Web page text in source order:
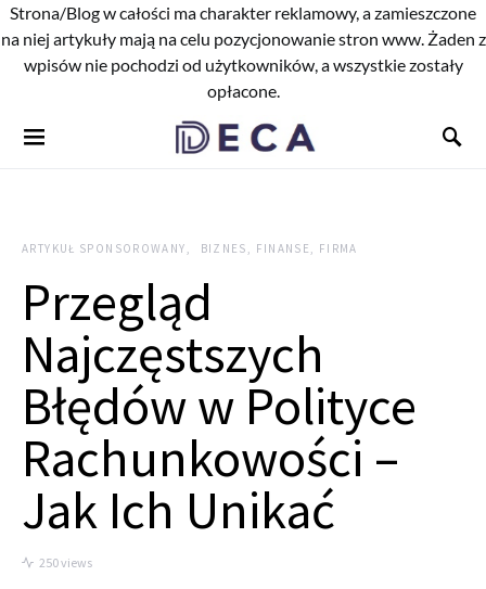
Strona/Blog w całości ma charakter reklamowy, a zamieszczone
na niej artykuły mają na celu pozycjonowanie stron www. Żaden z
wpisów nie pochodzi od użytkowników, a wszystkie zostały
opłacone.
ARTYKUŁ SPONSOROWANY BIZNES, FINANSE, FIRMA
Przegląd
Najczęstszych
Błędów w Polityce
Rachunkowości –
Jak Ich Unikać
250 views